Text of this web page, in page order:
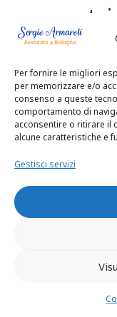
Per fornire le migliori
per memorizzare e/o
consenso a queste
comportamento di
acconsentire o ritirare il
alcune caratteristiche e
Gestisci servizi
e
In
sia
In